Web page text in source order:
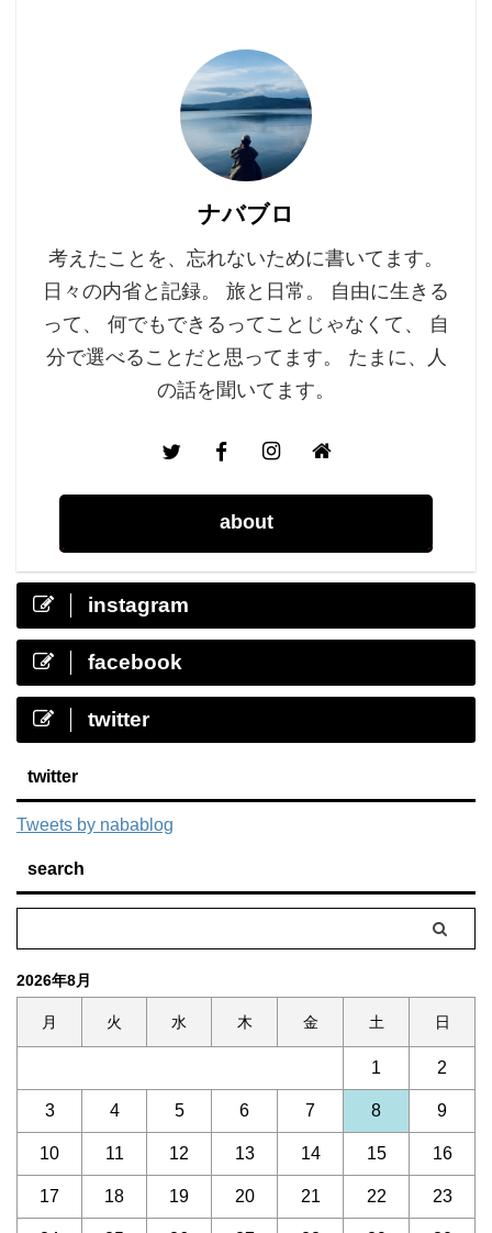
ナバブロ
考えたことを、忘れないために書いてます。
日々の内省と記録。 旅と日常。 自由に生きる
って、 何でもできるってことじゃなくて、 自
分で選べることだと思ってます。 たまに、人
の話を聞いてます。
about
instagram
facebook
twitter
twitter
Tweets by nabablog
search
2026年8月
月 火 水 木 金 土 日
1 2
3 4 5 6 7 8 9
10 11 12 13 14 15 16
17 18 19 20 21 22 23